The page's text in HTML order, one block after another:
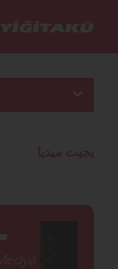
يجيت ميديا